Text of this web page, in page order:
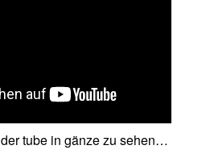
tube in gänze zu sehen…